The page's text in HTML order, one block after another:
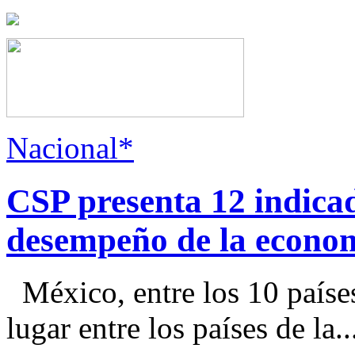
Nacional*
CSP presenta 12
desempeño de la
México, entre los 10
lugar entre los países de